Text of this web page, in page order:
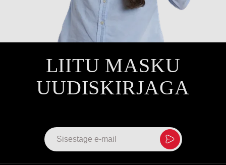
LIITU MASKU
UUDISKIRJAGA